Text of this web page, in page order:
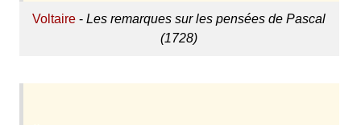
Voltaire -Les remarques sur les pensées de Pascal
(1728)